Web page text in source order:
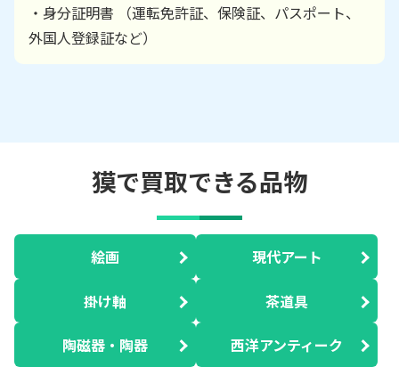
・身分証明書 （運転免許証、保険証、パスポート、
外国人登録証など）
獏で買取できる品物
絵画 現代アート
掛け軸 茶道具
陶磁器・陶器 西洋アンティーク